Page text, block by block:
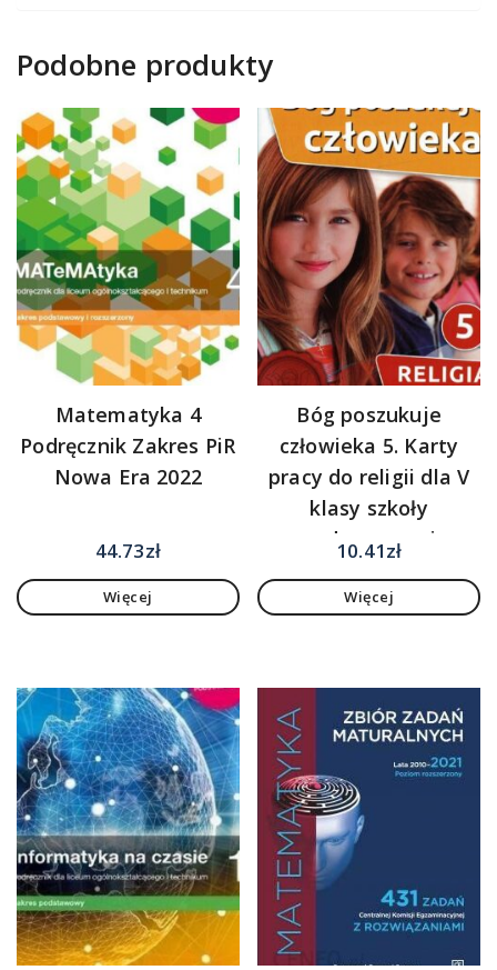
Podobne produkty
Matematyka 4
Podręcznik Zakres PiR
Nowa Era 2022
44.73zł
Więcej
Bóg poszukuje
człowieka 5. Karty
pracy do religii dla V
klasy szkoły
podstawowej
10.41zł
Więcej